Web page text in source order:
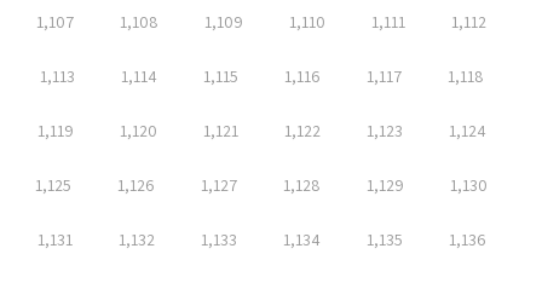
1,107 1,108 1,109 1,110 1,111 1,112
1,113 1,114 1,115 1,116 1,117 1,118
1,119 1,120 1,121 1,122 1,123 1,124
1,125 1,126 1,127 1,128 1,129 1,130
1,131 1,132 1,133 1,134 1,135 1,136